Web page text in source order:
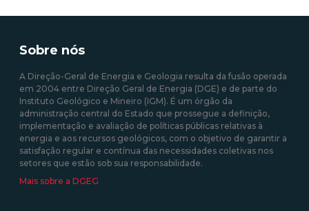
31/08/2020 09:00:00
Sobre nós
A Direção-Geral de Energia e Geologia resulta da fusão operada
em 2004 entre Direção Geral de Energia (DGE) e de parte do
Instituto Geológico e Mineiro (IGM). É um órgão da
administração central do Estado que prossegue a definição,
implementação e avaliação de políticas públicas relativas à
energia e aos recursos geológicos, com o objetivo de garantir a
satisfação regular e contínua das necessidades coletivas nos
setores que estão sob sua responsabilidade.
Mais sobre a DGEG